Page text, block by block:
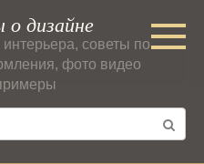
о дизайне
советы по
фото видео